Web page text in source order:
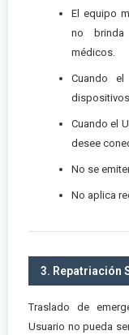
El equipo
no brinda
médicos.
Cuando
Cuando el
desee
No se
No aplica
3. Repatriación
Traslado de
Usuario no pueda